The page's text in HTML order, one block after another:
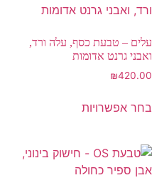
עלים – טבעת כסף, עלה ורד,
ואבני גרנט אדומות
₪420.00
בחר אפשרויות